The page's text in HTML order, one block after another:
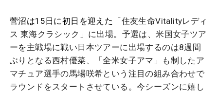
菅沼は15日に初日を迎えた「住友生命Vitalityレディ
ス 東海クラシック 」に出場。予選は、米国女子ツア
ーを主戦場に戦い日本ツアーに出場するのは8週間
ぶりとなる西村優菜、「全米女子アマ」も制した ア
マチュア選手の馬場咲希という注目の組み合わせで
ラウンドをスタートさせている。今シーズンに嬉し